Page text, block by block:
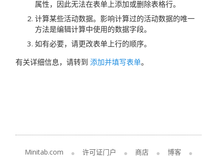
属性，因此无法在表单上添加或删除表格行。
计算某些活动数据。影响计算过的活动数据的唯一
方法是编辑计算中使用的数据字段。
如有必要，请更改表单上行的顺序。
有关详细信息，请转到 添加并填写表单。
Minitab.com 许可证门户 商店
博客